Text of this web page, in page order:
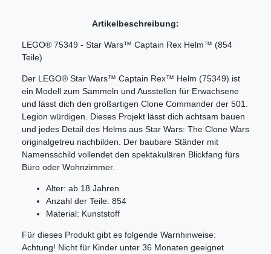
Artikelbeschreibung:
LEGO® 75349 - Star Wars™ Captain Rex Helm™ (854
Teile)
Der LEGO® Star Wars™ Captain Rex™ Helm (75349) ist
ein Modell zum Sammeln und Ausstellen für Erwachsene
und lässt dich den großartigen Clone Commander der 501.
Legion würdigen. Dieses Projekt lässt dich achtsam bauen
und jedes Detail des Helms aus Star Wars: The Clone Wars
originalgetreu nachbilden. Der baubare Ständer mit
Namensschild vollendet den spektakulären Blickfang fürs
Büro oder Wohnzimmer.
Alter: ab 18 Jahren
Anzahl der Teile: 854
Material: Kunststoff
Für dieses Produkt gibt es folgende Warnhinweise:
Achtung! Nicht für Kinder unter 36 Monaten geeignet